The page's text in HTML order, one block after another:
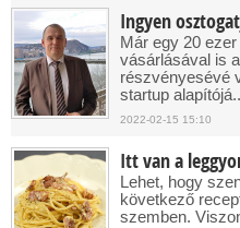
Ingyen
Már egy 20
vásárlásával is
részvényesévé
startup
2022-02-15 15:10
Itt van a
Lehet, hogy
következő
szemben.